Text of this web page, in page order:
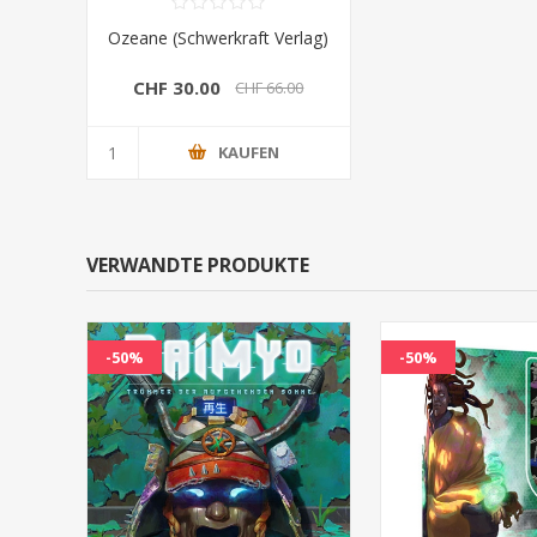
Ozeane (Schwerkraft Verlag)
CHF 30.00 CHF 66.00
KAUFEN
VERWANDTE PRODUKTE
-50% -50%